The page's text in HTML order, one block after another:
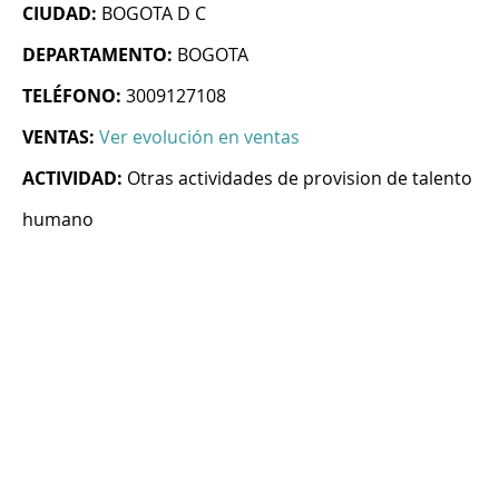
CIUDAD: BOGOTA D C
DEPARTAMENTO: BOGOTA
TELÉFONO: 3009127108
VENTAS: Ver evolución en ventas
ACTIVIDAD: Otras actividades de provision de talento
humano